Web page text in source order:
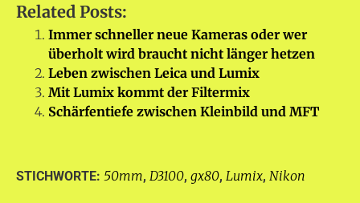
Related Posts:
Immer schneller neue Kameras oder wer
überholt wird braucht nicht länger hetzen
Leben zwischen Leica und Lumix
Mit Lumix kommt der Filtermix
Schärfentiefe zwischen Kleinbild und MFT
STICHWORTE: 50mm, D3100, gx80, Lumix, Nikon